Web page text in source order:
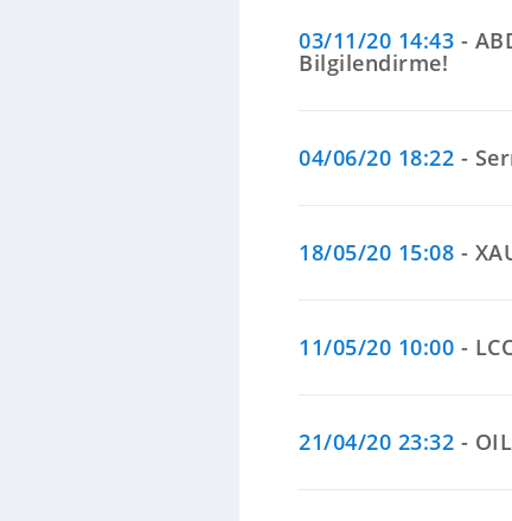
03/11/20 14:43 -
Bilgilendirme!
04/06/20 18:22 -
18/05/20 15:08 -
11/05/20 10:00 -
21/04/20 23:32 -